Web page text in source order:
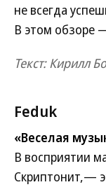
не всегда
В этом обзоре
Текст: Кирилл
Feduk
«Веселая
В восприятии
Скриптонит,—